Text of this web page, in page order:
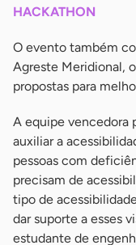
HACKATHON
O evento também
Agreste Meridional,
propostas para
A equipe vencedora
auxiliar a
pessoas com
precisam de
tipo de
dar suporte a esses
estudante de